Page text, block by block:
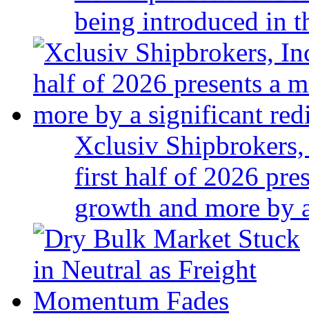
being introduced in
Xclusiv
first half of 2026
growth and more